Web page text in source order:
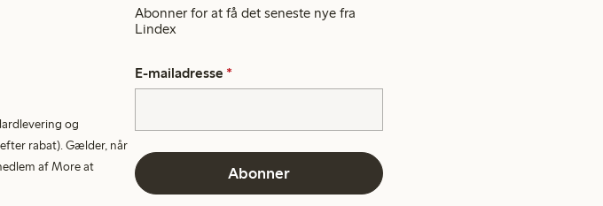
og
rabat). Gælder, når
af More at
Abonner for at få det seneste nye fra
Lindex
E-mailadresse *
Abonner